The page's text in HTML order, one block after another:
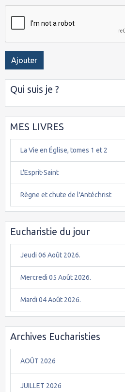
Ajouter
Qui suis je ?
MES LIVRES
La Vie en Église, tomes 1 et 2
L'Esprit-Saint
Règne et chute de l'Antéchrist
Eucharistie du jour
Jeudi 06 Août 2026.
Mercredi 05 Août 2026.
Mardi 04 Août 2026.
Archives Eucharisties
AOÛT 2026
JUILLET 2026